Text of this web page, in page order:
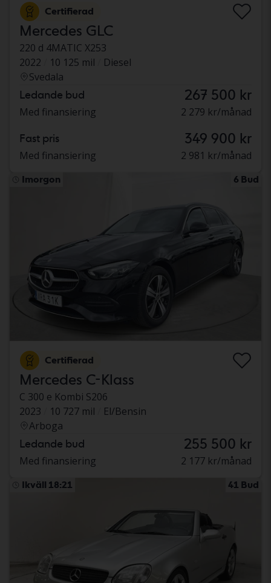
Certifierad
Mercedes GLC
220 d 4MATIC X253
2022
10 125 mil
Diesel
Svedala
Ledande bud 267 500 kr
Med finansiering 2 279 kr/månad
Fast pris 349 900 kr
Med finansiering 2 981 kr/månad
Imorgon 6 Bud
Certifierad
Mercedes C-Klass
C 300 e Kombi S206
2023
10 727 mil
El/Bensin
Arboga
Ledande bud 255 500 kr
Med finansiering 2 177 kr/månad
Ikväll 18:21 41 Bud